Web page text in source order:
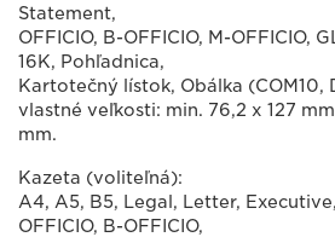
Statement,
OFFICIO, B-OFFICIO, M-OFFICIO,
16K, Pohľadnica,
Kartotečný lístok, Obálka (COM10,
vlastné veľkosti: min. 76,2 x 127
mm.
Kazeta (voliteľná):
A4, A5, B5, Legal, Letter,
OFFICIO, B-OFFICIO,